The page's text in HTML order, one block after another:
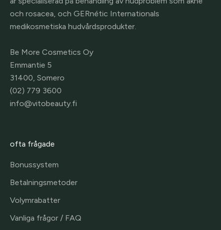
och rosacea, och GERnétic Internationals
medikosmetiska hudvårdsprodukter.
Be More Cosmetics Oy
Emmantie 5
31400, Somero
(02) 779 3600
info@vitobeauty.fi
ofta frågade
Bonussystem
Betalningsmetoder
Volymrabatter
Vanliga frågor / FAQ